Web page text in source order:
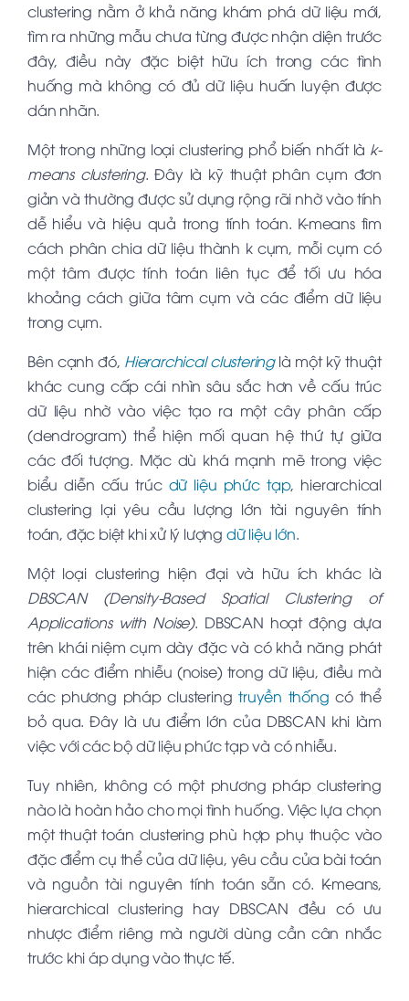
clustering nằm ở khả năng khám phá dữ liệu mới,
tìm ra những mẫu chưa từng được nhận diện trước
đây, điều này đặc biệt hữu ích trong các tình
huống mà không có đủ dữ liệu huấn luyện được
dán nhãn.
Một trong những loại clustering phổ biến nhất là k-
means clustering. Đây là kỹ thuật phân cụm đơn
giản và thường được sử dụng rộng rãi nhờ vào tính
dễ hiểu và hiệu quả trong tính toán. K-means tìm
cách phân chia dữ liệu thành k cụm, mỗi cụm có
một tâm được tính toán liên tục để tối ưu hóa
khoảng cách giữa tâm cụm và các điểm dữ liệu
trong cụm.
Bên cạnh đó, Hierarchical clusteringlà một kỹ thuật
khác cung cấp cái nhìn sâu sắc hơn về cấu trúc
dữ liệu nhờ vào việc tạo ra một cây phân cấp
(dendrogram) thể hiện mối quan hệ thứ tự giữa
các đối tượng. Mặc dù khá mạnh mẽ trong việc
biểu diễn cấu trúc dữ liệu phức tạp, hierarchical
clustering lại yêu cầu lượng lớn tài nguyên tính
toán, đặc biệt khi xử lý lượng dữ liệu lớn.
Một loại clustering hiện đại và hữu ích khác là
DBSCAN (Density-Based Spatial Clustering of
Applications with Noise). DBSCAN hoạt động dựa
trên khái niệm cụm dày đặc và có khả năng phát
hiện các điểm nhiễu (noise) trong dữ liệu, điều mà
các phương pháp clusteringtruyền thống có thể
bỏ qua. Đây là ưu điểm lớn của DBSCAN khi làm
việc với các bộ dữ liệu phức tạp và có nhiễu.
Tuy nhiên, không có một phương pháp clustering
nào là hoàn hảo cho mọi tình huống. Việc lựa chọn
một thuật toán clustering phù hợp phụ thuộc vào
đặc điểm cụ thể của dữ liệu, yêu cầu của bài toán
và nguồn tài nguyên tính toán sẵn có. K-means,
hierarchical clustering hay DBSCAN đều có ưu
nhược điểm riêng mà người dùng cần cân nhắc
trước khi áp dụng vào thực tế.